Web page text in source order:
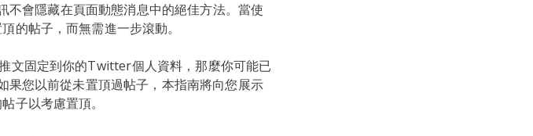
會隱藏在頁面動態消息中的絕佳方法。當使
的帖子，而無需進一步滾動。
文固定到你的Twitter個人資料，那麼你可能已
果您以前從未置頂過帖子，本指南將向您展示
子以考慮置頂。